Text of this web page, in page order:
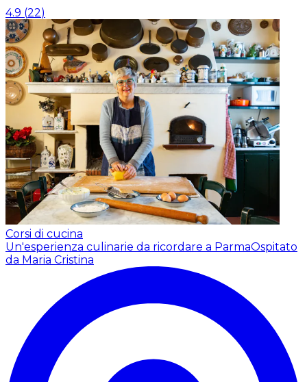
4.9 (22)
Corsi di cucina
Un'esperienza culinarie da ricordare a ParmaOspitato
da Maria Cristina